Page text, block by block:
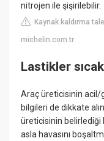
nitrojen ile şişirilebilir.
Kaynak kaldırma
michelin.com.tr
Lastikler
Araç üreticisinin acil/
bilgileri de dikkate
üreticisinin belirlediği
asla havasını